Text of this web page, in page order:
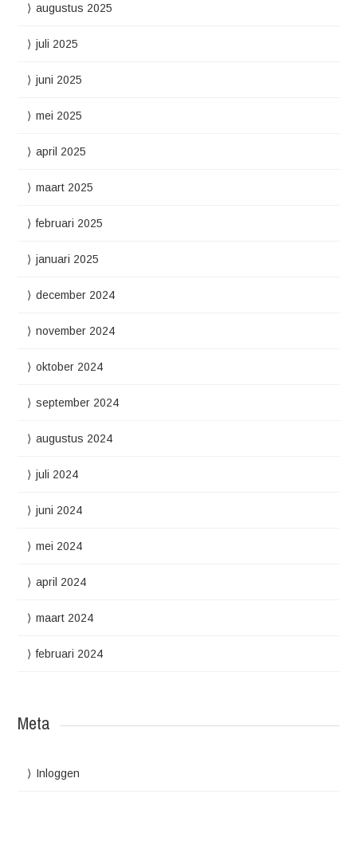
augustus 2025
juli 2025
juni 2025
mei 2025
april 2025
maart 2025
februari 2025
januari 2025
december 2024
november 2024
oktober 2024
september 2024
augustus 2024
juli 2024
juni 2024
mei 2024
april 2024
maart 2024
februari 2024
Meta
Inloggen